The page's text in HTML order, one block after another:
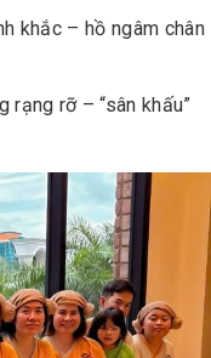
khắc – hồ ngâm chân
rạng rỡ – “sân khấu”